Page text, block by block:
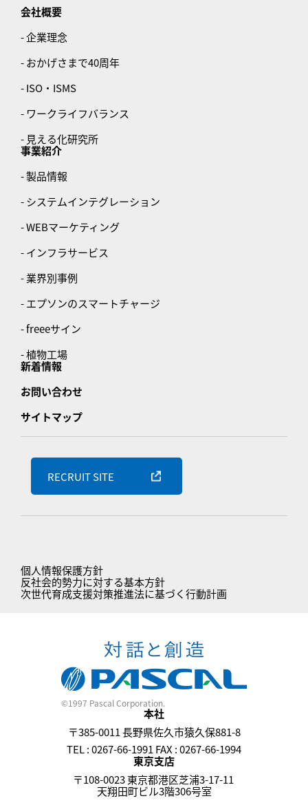
会社概要
- 企業理念
- おかげさまで40周年
- ISO・ISMS
- ワークライフバランス
- 見える化研究所
事業紹介
- 製品情報
- システムインテグレーション
- WEBマーケティング
- インフラサービス
- 業界別事例
- エプソンのスマートチャージ
- freeeサイン
- 植物工場
新着情報
お問い合わせ
サイトマップ
RECRUIT SITE
個人情報保護方針
反社会的勢力に対する基本方針
次世代育成支援対策推進法に基づく行動計画
©1997 Pascal Corporation.
本社
〒385-0011 長野県佐久市猿久保881-8
TEL : 0267-66-1991 FAX : 0267-66-1994
東京支店
〒108-0023 東京都港区芝浦3-17-11
天翔田町ビル3階306号室